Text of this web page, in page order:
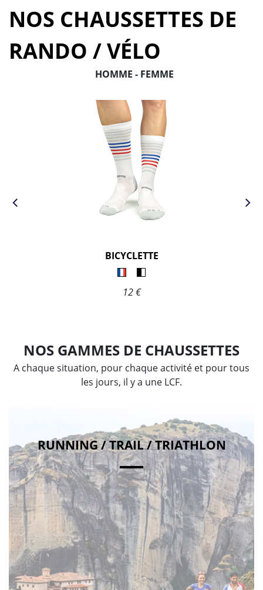
NOS CHAUSSETTES DE
RANDO / VÉLO
HOMME - FEMME
BICYCLETTE
12 €
NOS GAMMES DE CHAUSSETTES
A chaque situation, pour chaque activité et pour tous
les jours, il y a une LCF.
RUNNING / TRAIL / TRIATHLON